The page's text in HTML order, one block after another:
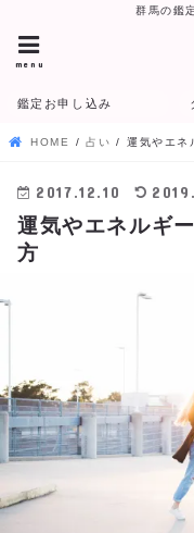
群馬の鑑
menu
鑑定お申し込み
HOME 占い 運気やエネ
2017.12.10
運気やエネルギ
方